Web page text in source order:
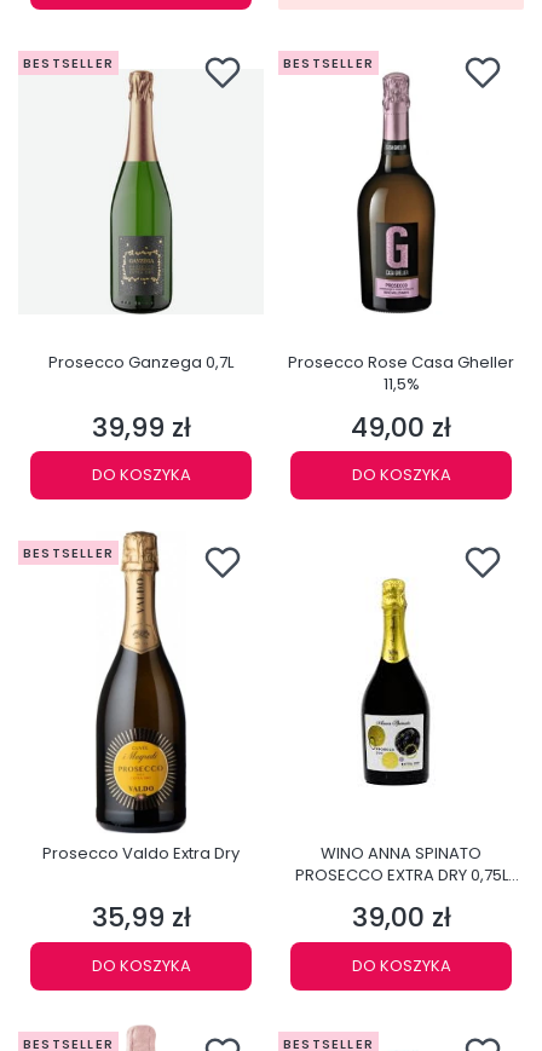
BESTSELLER
Prosecco Ganzega 0,7L
Cena
39,99 zł
DO KOSZYKA
BESTSELLER
Prosecco Rose Casa Gheller
11,5%
Cena
49,00 zł
DO KOSZYKA
BESTSELLER
Prosecco Valdo Extra Dry
Cena
35,99 zł
DO KOSZYKA
WINO ANNA SPINATO
PROSECCO EXTRA DRY 0,75L
Cena
39,00 zł
DO KOSZYKA
BESTSELLER BESTSELLER